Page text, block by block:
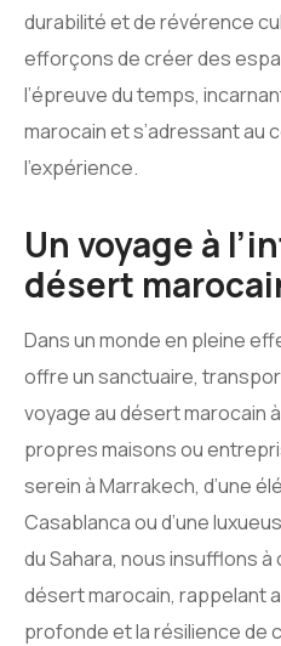
durabilité et de révérence
efforçons de créer des
l’épreuve du temps,
marocain et s’adressant au
l’expérience.
Un voyage à
désert
Dans un monde en pleine
offre un sanctuaire,
voyage au désert marocain
propres maisons ou
serein à Marrakech, d’une
Casablanca ou d’une
du Sahara, nous insufflons à
désert marocain, rappelant
profonde et la résilience de